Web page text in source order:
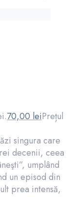
70,00 leiPrețul
singura care
decenii, ceea
umplând
un episod din
prea intensă,